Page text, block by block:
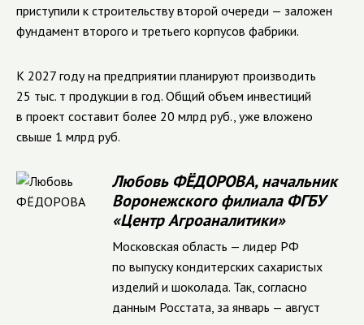
приступили к строительству второй очереди — заложен
фундамент второго и третьего корпусов фабрики.
К 2027 году на предприятии планируют производить
25 тыс. т продукции в год. Общий объем инвестиций
в проект составит более 20 млрд руб., уже вложено
свыше 1 млрд руб.
Любовь ФЁДОРОВА, начальник
Воронежского филиала ФГБУ
«Центр Агроаналитики»
Московская область — лидер РФ
по выпуску кондитерских сахаристых
изделий и шоколада. Так, согласно
данным Росстата, за январь — август